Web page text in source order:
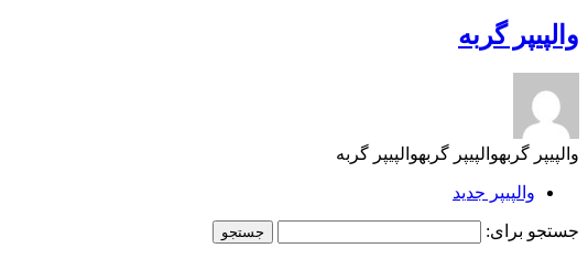
والپیپر گربه
والپیپر گربهوالپیپر گربهوالپیپر گربه
والپیپر جدید
جستجو برای: